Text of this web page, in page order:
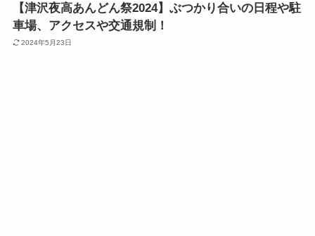
【津沢夜高あんどん祭2024】ぶつかり合いの日程や駐
車場、アクセスや交通規制！
2024年5月23日